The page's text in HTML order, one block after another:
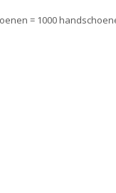
= 1000